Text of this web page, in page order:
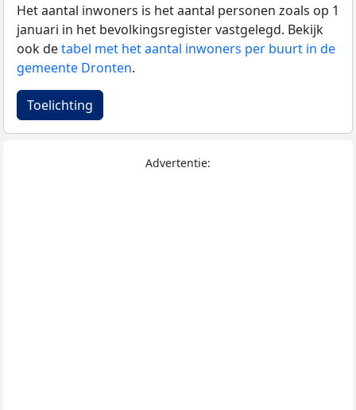
Het aantal inwoners is het aantal personen zoals op 1
januari in het bevolkingsregister vastgelegd. Bekijk
ook detabel met het aantal inwoners per buurt in de
gemeente Dronten.
Toelichting
Advertentie: